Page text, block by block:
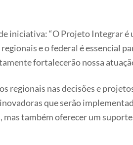
iniciativa: “O Projeto Integrar
e o federal é essencial
fortalecerão nossa
regionais nas decisões e
que serão
também oferecer um